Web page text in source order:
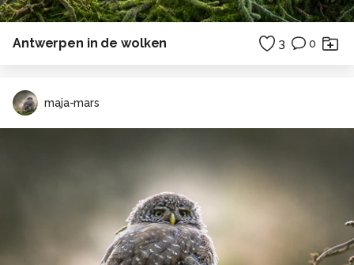
Antwerpen in de wolken 3 0
maja-mars